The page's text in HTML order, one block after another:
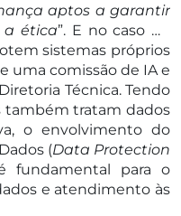
aptos a garantir
a ética”. E no caso de
sistemas próprios
uma comissão de IA e
Técnica. Tendo
também tratam dados
o envolvimento do
(Data Protection
para o
e atendimento às